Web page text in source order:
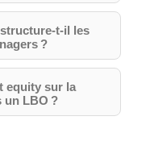
t-il les
?
equity sur la
un LBO ?